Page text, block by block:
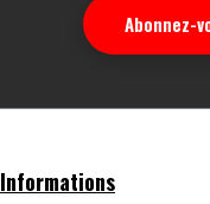
Abonnez-
Informations